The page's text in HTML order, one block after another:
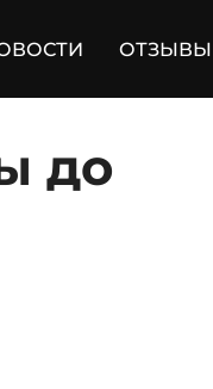
ОТЗЫВЫ
до